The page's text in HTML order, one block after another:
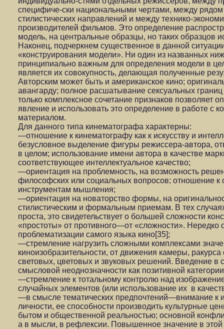
специфиче-ски национальными чертами, между
стилистических направлений и между технико-
производителей фильмов. Это определение
модель, на центральные образцы, но таких образцов
Наконец, подчеркнем существенное в данной
«конструирования модели». Ни один из названных
принципиально важным для определения модели в
является их совокупность, делающая полученные
Авторским может быть и американское кино;
авангарду; полное расшатывание сексуальных
только комплексное сочетание признаков позволяет
явление и использовать это определение в работе с
материалом.
Для данного типа кинематографа характерны:
—отношение к кинематографу как к искусству и
безусловное выделение фигуры режиссера-автора,
в целом; использование имени автора в качестве
соответствующее интеллектуальное качество;
—ориентация на проблемность, на возможность
философских или социальных вопросов; отношение к
инструментам мышления;
—ориентация на новаторство формы, на
стилистическим и формальным приемам. В тех
проста, это свидетельствует о большей сложности
«простоты» от противного—от «сложности». Нередко
проблематизации самого языка кино[35];
—стремление нагрузить сложными комплексами
киноизобразительности, от движения камеры,
световых, цветовых и звуковых решений. Введение в
смысловой неоднозначности как позитивной
—стремление к тотальному контролю над
случайных элементов (или использование их в
—в смысле тематических предпочтений—внимание к
личности, ее способности производить культурные
бытом и общественной реальностью; основной
а в мысли, в рефлексии. Повышенное значение в этой